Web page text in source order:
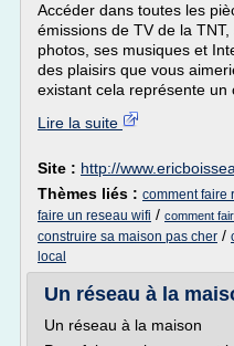
Accéder dans toutes les
émissions de TV de la
photos, ses musiques et
des plaisirs que vous
existant cela représente un
Lire la suite
Site : http://
Thèmes liés : comment faire
faire un reseau wifi / comment
construire sa maison pas cher /
local
Un réseau à la
Un réseau à la maison